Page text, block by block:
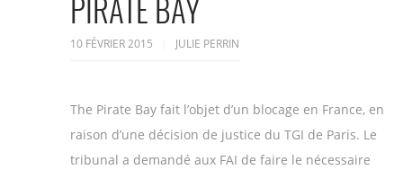
PIRATE BAY
10 FÉVRIER 2015 JULIE PERRIN
The Pirate Bay fait l’objet d’un blocage en France, en
raison d’une décision de justice du TGI de Paris. Le
tribunal a demandé aux FAI de faire le nécessaire